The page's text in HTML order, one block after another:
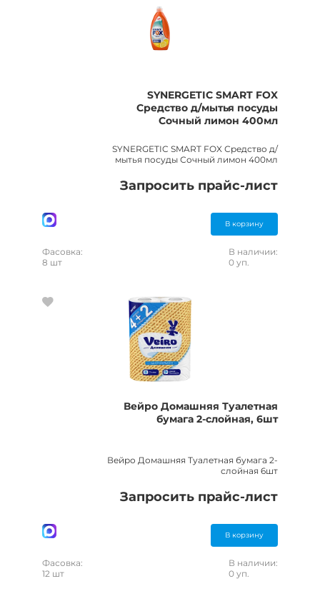
SYNERGETIC SMART FOX
Средство д/мытья посуды
Сочный лимон 400мл
SYNERGETIC SMART FOX Средство д/
мытья посуды Сочный лимон 400мл
Запросить прайс-лист
В корзину
Фасовка:
8 шт
В наличии:
0 уп.
Вейро Домашняя Туалетная
бумага 2-слойная, 6шт
Вейро Домашняя Туалетная бумага 2-
слойная 6шт
Запросить прайс-лист
В корзину
Фасовка:
12 шт
В наличии:
0 уп.